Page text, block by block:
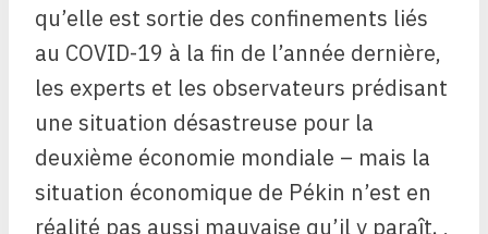
qu’elle est sortie des confinements liés
au COVID-19 à la fin de l’année dernière,
les experts et les observateurs prédisant
une situation désastreuse pour la
deuxième économie mondiale – mais la
situation économique de Pékin n’est en
réalité pas aussi mauvaise qu’il y paraît. ,